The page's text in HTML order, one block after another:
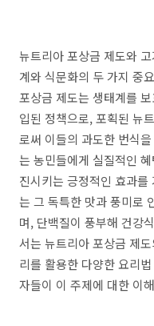
뉴트리아 포상금 제도와
계와 식문화의 두 가지 중
포상금 제도는 생태계를
입된 정책으로, 포획된 뉴
로써 이들의 과도한 번식
는 농민들에게 실질적인
진시키는 긍정적인 효과
는 그 독특한 맛과 풍미로
며, 단백질이 풍부해 건강
서는 뉴트리아 포상금 제
리를 활용한 다양한 요리
자들이 이 주제에 대한 이